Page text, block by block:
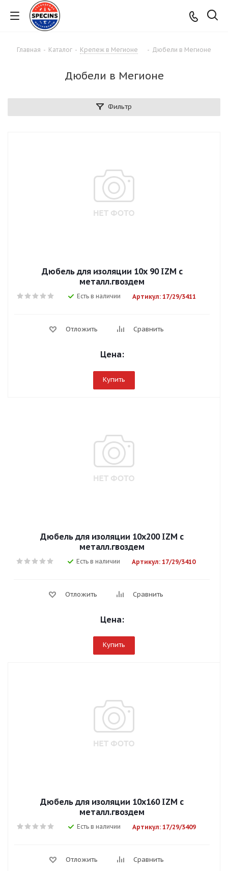
Главная - Каталог - Крепеж в Мегионе - Дюбели в Мегионе
Дюбели в Мегионе
Фильтр
Дюбель для изоляции 10х 90 IZM с
металл.гвоздем
Есть в наличии Артикул: 17/29/3411
Отложить Сравнить
Цена:
Купить
Дюбель для изоляции 10х200 IZM с
металл.гвоздем
Есть в наличии Артикул: 17/29/3410
Отложить Сравнить
Цена:
Купить
Дюбель для изоляции 10х160 IZM с
металл.гвоздем
Есть в наличии Артикул: 17/29/3409
Отложить Сравнить